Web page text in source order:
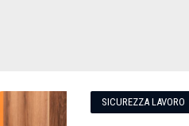
SICUREZZA LAVORO